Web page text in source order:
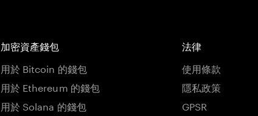
加密資產錢包
用於 Bitcoin 的錢包
用於 Ethereum 的錢包
用於 Solana 的錢包
法律
使用條款
隱私政策
GPSR